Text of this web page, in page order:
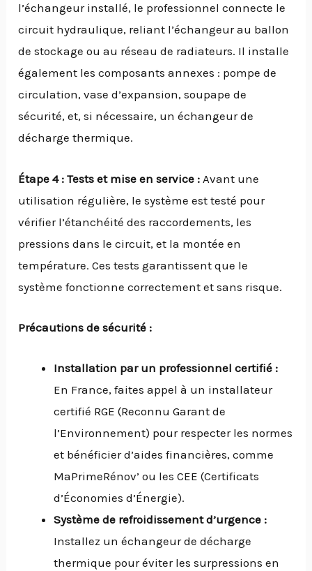
l’échangeur installé, le professionnel connecte le
circuit hydraulique, reliant l’échangeur au ballon
de stockage ou au réseau de radiateurs. Il installe
également les composants annexes : pompe de
circulation, vase d’expansion, soupape de
sécurité, et, si nécessaire, un échangeur de
décharge thermique.
Étape 4 : Tests et mise en service : Avant une
utilisation régulière, le système est testé pour
vérifier l’étanchéité des raccordements, les
pressions dans le circuit, et la montée en
température. Ces tests garantissent que le
système fonctionne correctement et sans risque.
Précautions de sécurité :
Installation par un professionnel certifié :
En France, faites appel à un installateur
certifié RGE (Reconnu Garant de
l’Environnement) pour respecter les normes
et bénéficier d’aides financières, comme
MaPrimeRénov’ ou les CEE (Certificats
d’Économies d’Énergie).
Système de refroidissement d’urgence :
Installez un échangeur de décharge
thermique pour éviter les surpressions en